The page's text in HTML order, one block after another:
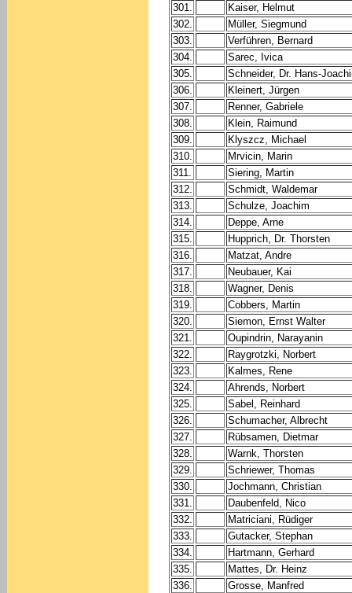
301.
Kaiser, Helmut
302.
Müller, Siegmund
303.
Verführen, Bernard
304.
Sarec, Ivica
305.
Schneider, Dr. Hans-
306.
Kleinert, Jürgen
307.
Renner, Gabriele
308.
Klein, Raimund
309.
Klyszcz, Michael
310.
Mrvicin, Marin
311.
Siering, Martin
312.
Schmidt, Waldemar
313.
Schulze, Joachim
314.
Deppe, Arne
315.
Hupprich, Dr. Thorsten
316.
Matzat, Andre
317.
Neubauer, Kai
318.
Wagner, Denis
319.
Cobbers, Martin
320.
Siemon, Ernst Walter
321.
Oupindrin, Narayanin
322.
Raygrotzki, Norbert
323.
Kalmes, Rene
324.
Ahrends, Norbert
325.
Sabel, Reinhard
326.
Schumacher, Albrecht
327.
Rübsamen, Dietmar
328.
Warnk, Thorsten
329.
Schriewer, Thomas
330.
Jochmann, Christian
331.
Daubenfeld, Nico
332.
Matriciani, Rüdiger
333.
Gutacker, Stephan
334.
Hartmann, Gerhard
335.
Mattes, Dr. Heinz
336.
Grosse, Manfred